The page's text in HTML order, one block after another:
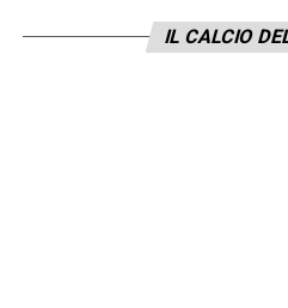
eliminazione diretta,
essere gestito con
IL CALCIO